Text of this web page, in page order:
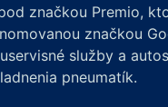
značkou Premio,
značkou
služby a
pneumatík.